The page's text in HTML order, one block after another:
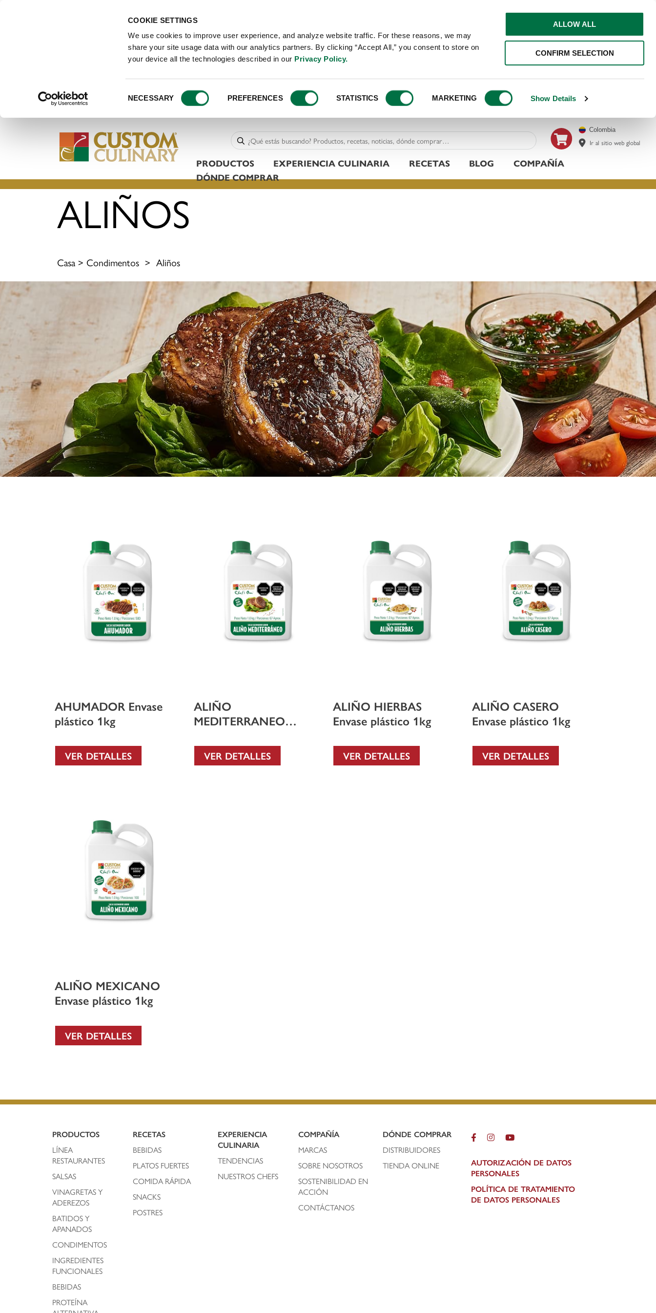
COOKIE SETTINGS
We use cookies to improve user experience, and analyze website traffic. For these reasons, we may
share your site usage data with our analytics partners. By clicking “Accept All,” you consent to store on
your device all the technologies described in our Privacy Policy.
Selection
NECESSARY PREFERENCES STATISTICS MARKETING Show Details
ALLOW ALL
CONFIRM SELECTION
Colombia
Ir al sitio web global
PRODUCTOS EXPERIENCIA CULINARIA RECETAS BLOG
COMPAÑÍA
DÓNDE COMPRAR
ALIÑOS
Casa> Condimentos > Aliños
AHUMADOR Envase
plástico 1kg
VER DETALLES
ALIÑO
MEDITERRANEO
VER DETALLES
ALIÑO HIERBAS
Envase plástico 1kg
VER DETALLES
ALIÑO CASERO
Envase plástico 1kg
VER DETALLES
ALIÑO MEXICANO
Envase plástico 1kg
VER DETALLES
PRODUCTOS
LÍNEA
RESTAURANTES
SALSAS
VINAGRETAS Y
ADEREZOS
BATIDOS Y
APANADOS
CONDIMENTOS
INGREDIENTES
FUNCIONALES
BEBIDAS
PROTEÍNA
RECETAS
BEBIDAS
PLATOS FUERTES
COMIDA RÁPIDA
SNACKS
POSTRES
EXPERIENCIA
CULINARIA
TENDENCIAS
NUESTROS CHEFS
COMPAÑÍA
MARCAS
SOBRE NOSOTROS
SOSTENIBILIDAD EN
ACCIÓN
CONTÁCTANOS
DÓNDE COMPRAR
DISTRIBUIDORES
TIENDA ONLINE
AUTORIZACIÓN DE DATOS
PERSONALES
POLÍTICA DE TRATAMIENTO
DE DATOS PERSONALES